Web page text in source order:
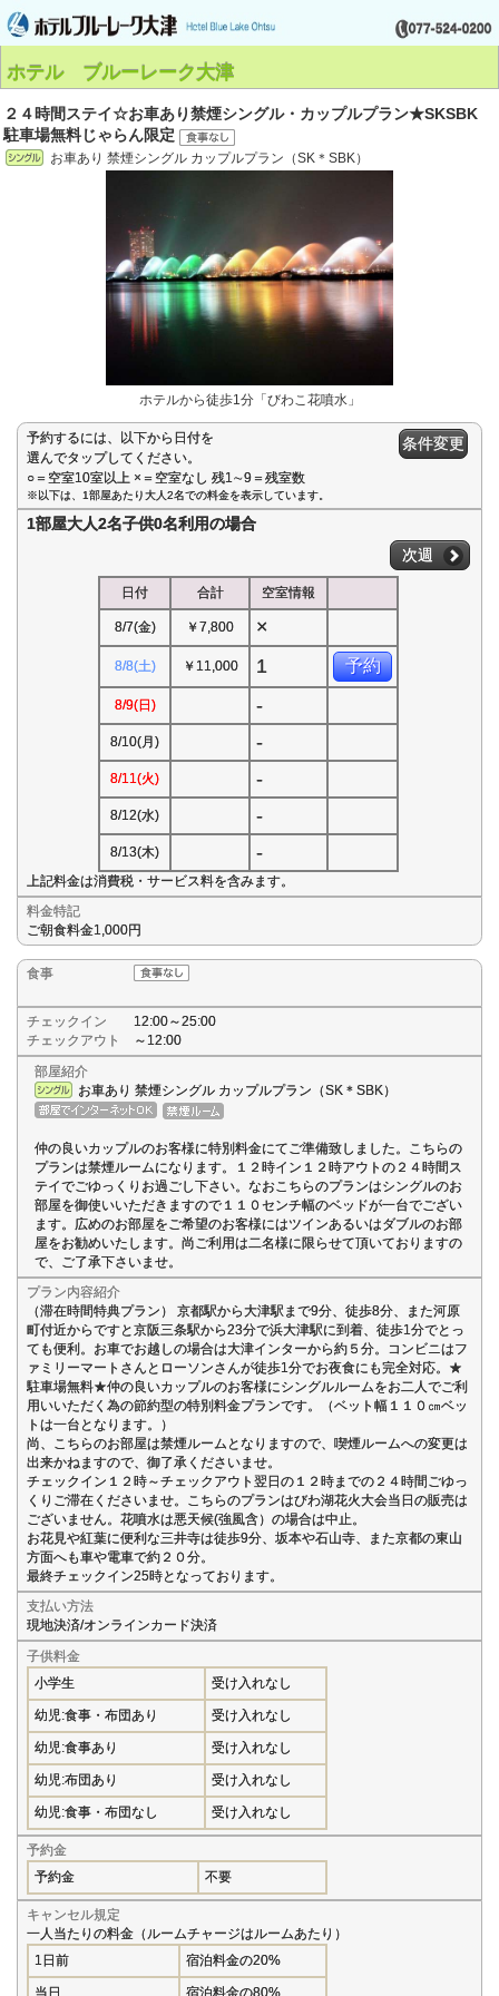
ホテル ブルーレーク大津
２４時間ステイ☆お車あり禁煙シングル・カップルプラン★SKSBK
駐車場無料じゃらん限定
お車あり 禁煙シングル カップルプラン（SK＊SBK）
ホテルから徒歩1分「びわこ花噴水」
予約するには、以下から日付を
選んでタップしてください。
○＝空室10室以上 ×＝空室なし 残1∼9＝残室数
条件変更
※以下は、1部屋あたり大人2名での料金を表示しています。
1部屋大人2名子供0名利用の場合
次週
日付 合計 空室情報
8/7(金) ￥7,800 ×
8/8(土) ￥11,000 1 予約
8/9(日) -
8/10(月) -
8/11(火) -
8/12(水) -
8/13(木) -
上記料金は消費税・サービス料を含みます。
料金特記
ご朝食料金1,000円
食事
チェックイン
12:00～25:00
チェックアウト
～12:00
部屋紹介
お車あり 禁煙シングル カップルプラン（SK＊SBK）
仲の良いカップルのお客様に特別料金にてご準備致しました。こちらの
プランは禁煙ルームになります。１２時イン１２時アウトの２４時間ス
テイでごゆっくりお過ごし下さい。なおこちらのプランはシングルのお
部屋を御使いいただきますので１１０センチ幅のベッドが一台でござい
ます。広めのお部屋をご希望のお客様にはツインあるいはダブルのお部
屋をお勧めいたします。尚ご利用は二名様に限らせて頂いておりますの
で、ご了承下さいませ。
プラン内容紹介
（滞在時間特典プラン） 京都駅から大津駅まで9分、徒歩8分、また河原
町付近からですと京阪三条駅から23分で浜大津駅に到着、徒歩1分でとっ
ても便利。お車でお越しの場合は大津インターから約５分。コンビニはフ
ァミリーマートさんとローソンさんが徒歩1分でお夜食にも完全対応。★
駐車場無料★仲の良いカップルのお客様にシングルルームをお二人でご利
用いいただく為の節約型の特別料金プランです。（ベット幅１１０㎝ベッ
トは一台となります。）
尚、こちらのお部屋は禁煙ルームとなりますので、喫煙ルームへの変更は
出来かねますので、御了承くださいませ。
チェックイン１２時～チェックアウト翌日の１２時までの２４時間ごゆっ
くりご滞在くださいませ。こちらのプランはびわ湖花火大会当日の販売は
ございません。花噴水は悪天候(強風含）の場合は中止。
お花見や紅葉に便利な三井寺は徒歩9分、坂本や石山寺、また京都の東山
方面へも車や電車で約２０分。
最終チェックイン25時となっております。
支払い方法
現地決済/オンラインカード決済
子供料金
小学生
受け入れなし
幼児:食事・布団あり 受け入れなし
幼児:食事あり 受け入れなし
幼児:布団あり 受け入れなし
幼児:食事・布団なし 受け入れなし
予約金
予約金
不要
キャンセル規定
一人当たりの料金（ルームチャージはルームあたり）
1日前
宿泊料金の20%